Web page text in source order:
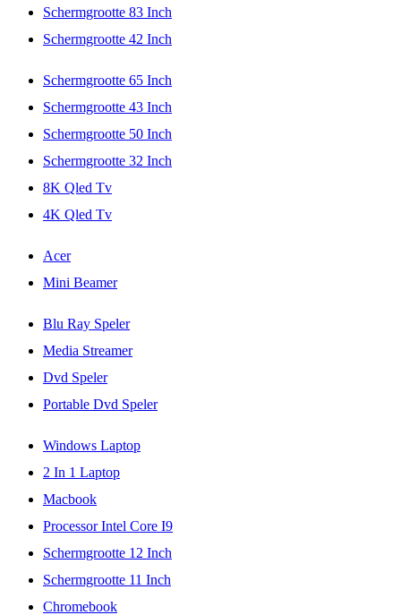
Schermgrootte 83 Inch
Schermgrootte 42 Inch
Schermgrootte 65 Inch
Schermgrootte 43 Inch
Schermgrootte 50 Inch
Schermgrootte 32 Inch
8K Qled Tv
4K Qled Tv
Acer
Mini Beamer
Blu Ray Speler
Media Streamer
Dvd Speler
Portable Dvd Speler
Windows Laptop
2 In 1 Laptop
Macbook
Processor Intel Core I9
Schermgrootte 12 Inch
Schermgrootte 11 Inch
Chromebook